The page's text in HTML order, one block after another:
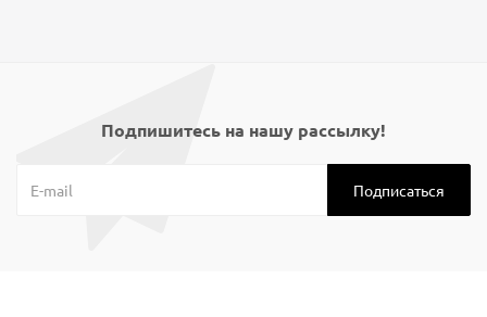
Подпишитесь на нашу рассылку!